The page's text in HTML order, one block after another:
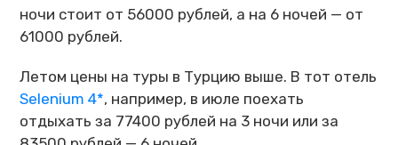
ночи стоит от 56000 рублей, а на 6 ночей — от
61000 рублей.
Летом цены на туры в Турцию выше. В тот отель
Selenium 4*, например, в июле поехать
отдыхать за 77400 рублей на 3 ночи или за